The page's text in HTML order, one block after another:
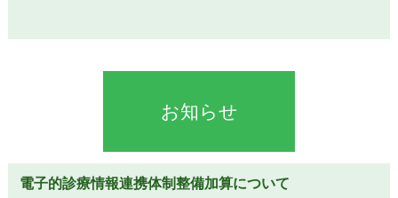
お知らせ
電子的診療情報連携体制整備加算について